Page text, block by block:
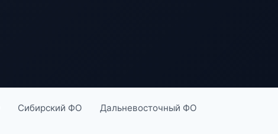
Сибирский ФО Дальневосточный ФО